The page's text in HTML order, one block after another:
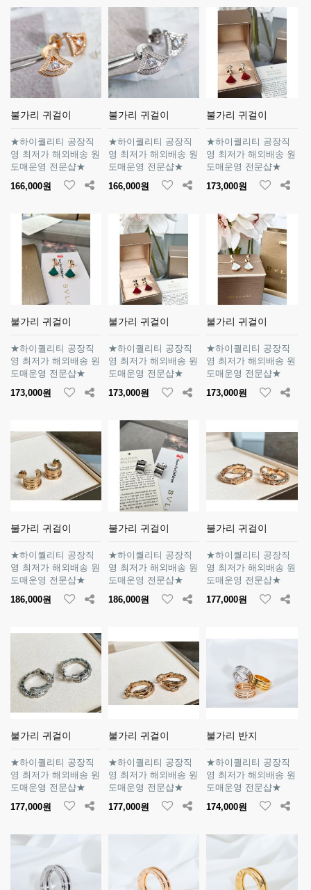
불가리 귀걸이
★하이퀄리티 공장직
영 최저가 해외배송 원
도매운영 전문샵★
166,000원
불가리 귀걸이
★하이퀄리티 공장직
영 최저가 해외배송 원
도매운영 전문샵★
166,000원
불가리 귀걸이
★하이퀄리티 공장직
영 최저가 해외배송 원
도매운영 전문샵★
173,000원
불가리 귀걸이
★하이퀄리티 공장직
영 최저가 해외배송 원
도매운영 전문샵★
173,000원
불가리 귀걸이
★하이퀄리티 공장직
영 최저가 해외배송 원
도매운영 전문샵★
173,000원
불가리 귀걸이
★하이퀄리티 공장직
영 최저가 해외배송 원
도매운영 전문샵★
173,000원
불가리 귀걸이
★하이퀄리티 공장직
영 최저가 해외배송 원
도매운영 전문샵★
186,000원
불가리 귀걸이
★하이퀄리티 공장직
영 최저가 해외배송 원
도매운영 전문샵★
186,000원
불가리 귀걸이
★하이퀄리티 공장직
영 최저가 해외배송 원
도매운영 전문샵★
177,000원
불가리 귀걸이
★하이퀄리티 공장직
영 최저가 해외배송 원
도매운영 전문샵★
177,000원
불가리 귀걸이
★하이퀄리티 공장직
영 최저가 해외배송 원
도매운영 전문샵★
177,000원
불가리 반지
★하이퀄리티 공장직
영 최저가 해외배송 원
도매운영 전문샵★
174,000원